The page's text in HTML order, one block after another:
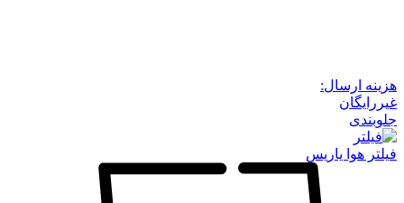
هزینه ارسال:
غیررایگان
جلوبندی
فیلتر هوا یاریس